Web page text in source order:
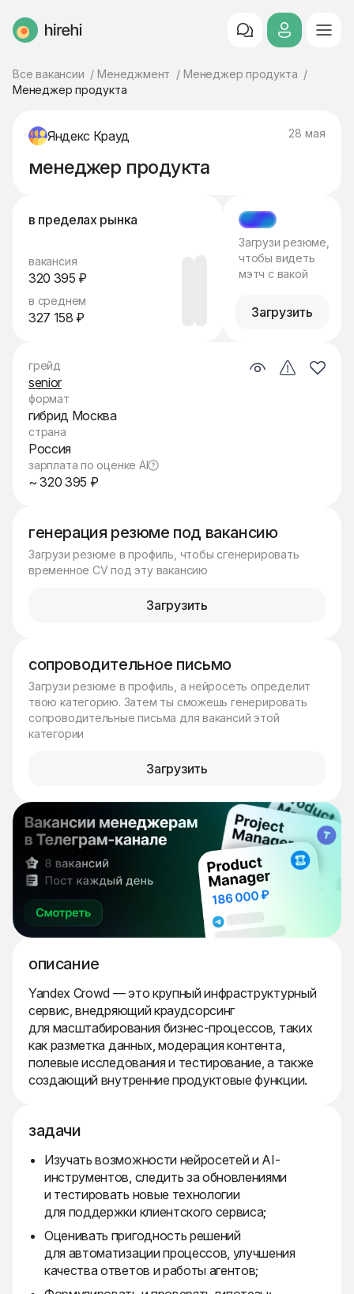
HireHi
Все вакансии Менеджмент
Менеджер продукта
Менеджер продукта
Яндекс Крауд 28 мая
менеджер продукта
в пределах рынка
вакансия
320 395 ₽
в среднем
327 158 ₽
МЭТЧ
Загрузи резюме,
чтобы видеть
мэтч с вакой
Загрузить
генерация резюме под вакансию
Загрузи резюме в профиль, чтобы сгенерировать
временное CV под эту вакансию
Загрузить
сопроводительное письмо
Загрузи резюме в профиль, а нейросеть определит
твою категорию. Затем ты сможешь генерировать
сопроводительные письма для вакансий этой
категории
Загрузить
описание
Yandex Crowd — это крупный инфраструктурный
сервис, внедряющий краудсорсинг
для масштабирования бизнес-процессов, таких
как разметка данных, модерация контента,
полевые исследования и тестирование, а также
создающий внутренние продуктовые функции.
задачи
Изучать возможности нейросетей и AI-
инструментов, следить за обновлениями
и тестировать новые технологии
для поддержки клиентского сервиса;
Оценивать пригодность решений
для автоматизации процессов, улучшения
качества ответов и работы агентов;
грейд
senior
формат
гибрид Москва
страна
Россия
зарплата по оценке AI
~ 320 395 ₽